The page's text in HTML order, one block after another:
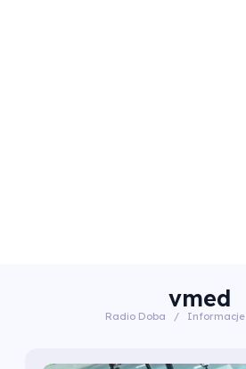
vmed
Radio Doba / Informacje